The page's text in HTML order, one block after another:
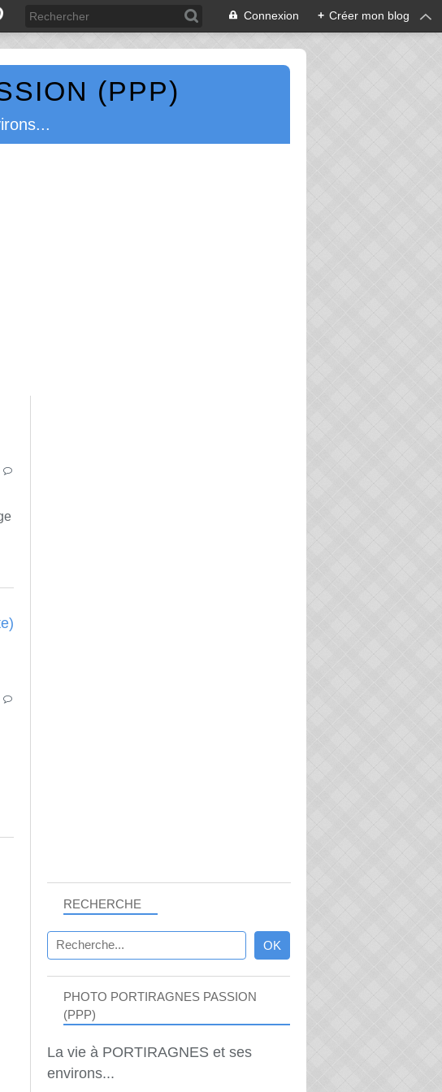
Connexion + Créer mon blog
(PPP)
RECHERCHE
PHOTO PORTIRAGNES PASSION
(PPP)
La vie à PORTIRAGNES et ses
environs...